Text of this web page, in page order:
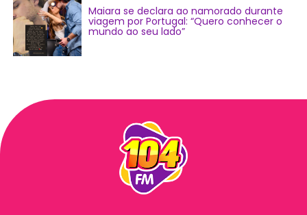
Maiara se declara ao namorado durante
viagem por Portugal: “Quero conhecer o
mundo ao seu lado”